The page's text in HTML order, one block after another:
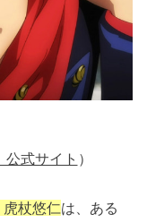
式サイト ）
杖悠仁は、ある